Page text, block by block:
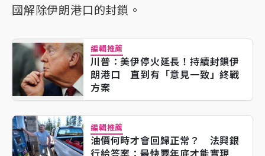
國解除伊朗港口的封鎖。
編輯推薦
川普：美伊停火延長！持續封鎖伊
朗港口 直到有「意見一致」終戰
方案
編輯推薦
油價何時才會回歸正常？ 法興銀
行給答案：最快要年底才能實現